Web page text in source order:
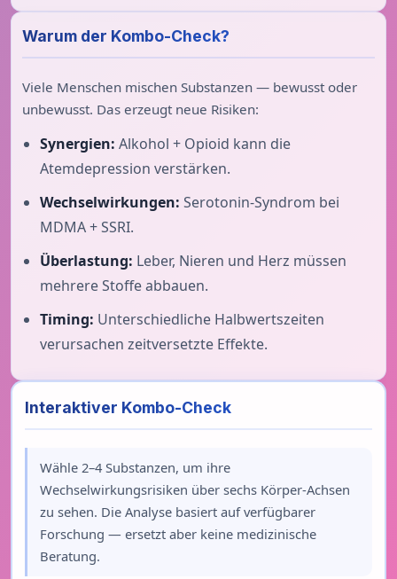
Warum der Kombo-Check?
Viele Menschen mischen Substanzen — bewusst oder
unbewusst. Das erzeugt neue Risiken:
Synergien: Alkohol + Opioid kann die
Atemdepression verstärken.
Wechselwirkungen: Serotonin-Syndrom bei
MDMA + SSRI.
Überlastung: Leber, Nieren und Herz müssen
mehrere Stoffe abbauen.
Timing: Unterschiedliche Halbwertszeiten
verursachen zeitversetzte Effekte.
Interaktiver Kombo-Check
Wähle 2–4 Substanzen, um ihre
Wechselwirkungsrisiken über sechs Körper-Achsen
zu sehen. Die Analyse basiert auf verfügbarer
Forschung — ersetzt aber keine medizinische
Beratung.